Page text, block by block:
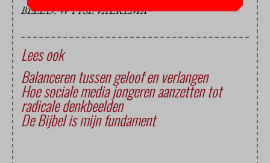
BEELD: WYTSE VALKEMA
Lees ook
Balanceren tussen geloof en verlangen
Hoe sociale media jongeren aanzetten tot
radicale denkbeelden
De Bijbel is mijn fundament